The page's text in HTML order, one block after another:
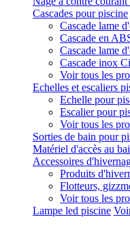
Cascades pour piscine
Cascade lame
Cascade en
Cascade lame
Cascade inox
Voir tous les
Echelles et escaliers
Echelle pour
Escalier pour
Voir tous les
Sorties de bain pour
Matériel d'accès au
Accessoires
Produits
Flotteurs,
Voir tous les
Lampe led piscine